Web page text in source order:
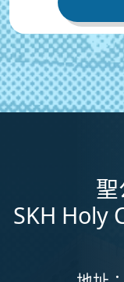
SKH Holy